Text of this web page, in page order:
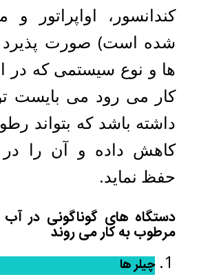
کندانسور، اواپراتور و
شده است) صورت پذیرد
ها و نوع سیستمی که در
کار می رود می بایست
داشته باشد که بتواند
کاهش داده و آن را
حفظ نماید.
دستگاه های گوناگونی در
مرطوب به کار می روند
چیلر ها